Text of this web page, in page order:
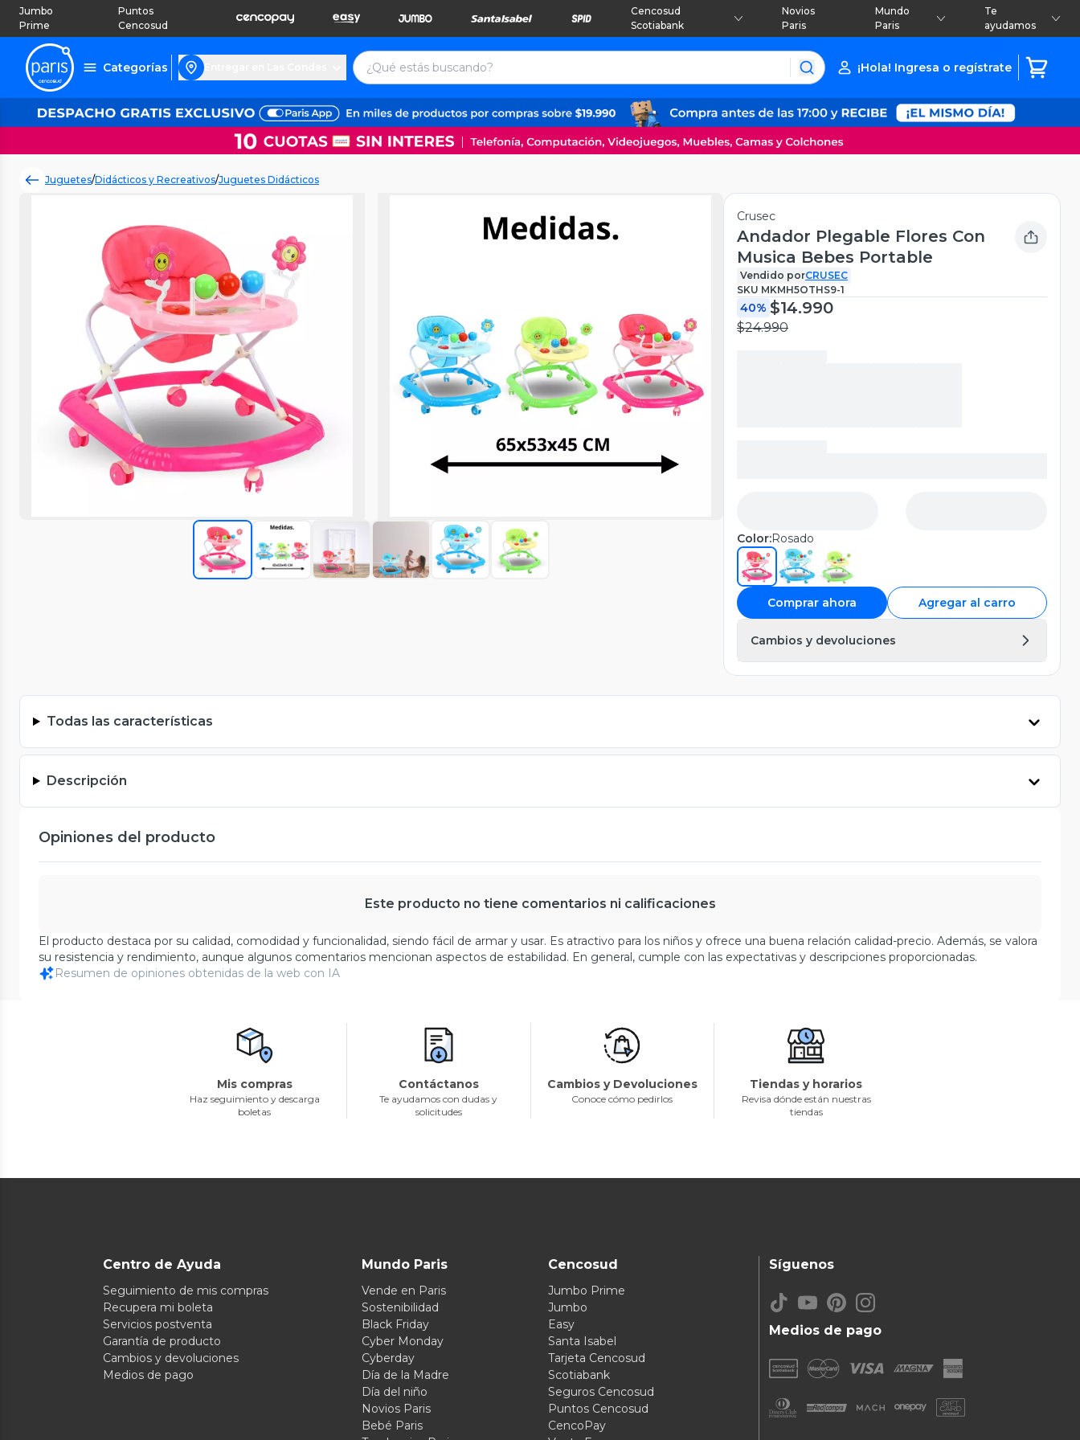
Jumbo
Prime
Puntos
Cencosud
Cencosud
Scotiabank
Novios
Paris
Mundo
Paris
Te
ayudamos
Categorías ¡Hola! Ingresa o regístrate
Juguetes/Didácticos y Recreativos/Juguetes Didácticos
Crusec
Andador Plegable Flores Con
Musica Bebes Portable
Vendido porCRUSEC
SKU MKMH5OTHS9-1
40% $14.990
$24.990
Color:Rosado
Comprar ahora Agregar al carro
Cambios y devoluciones
Todas las características
Descripción
Opiniones del producto
Este producto no tiene comentarios ni calificaciones
El producto destaca por su calidad, comodidad y funcionalidad, siendo fácil de armar y usar. Es atractivo para los niños y ofrece una buena relación calidad-precio. Además, se valora
su resistencia y rendimiento, aunque algunos comentarios mencionan aspectos de estabilidad. En general, cumple con las expectativas y descripciones proporcionadas.
Resumen de opiniones obtenidas de la web con IA
Mis compras
Haz seguimiento y descarga
boletas
Contáctanos
Te ayudamos con dudas y
solicitudes
Cambios y Devoluciones
Conoce cómo pedirlos
Tiendas y horarios
Revisa dónde están nuestras
tiendas
Centro de Ayuda
Seguimiento de mis compras
Recupera mi boleta
Servicios postventa
Garantía de producto
Cambios y devoluciones
Medios de pago
Mundo Paris
Vende en Paris
Sostenibilidad
Black Friday
Cyber Monday
Cyberday
Día de la Madre
Día del niño
Novios Paris
Bebé Paris
Cencosud
Jumbo Prime
Jumbo
Easy
Santa Isabel
Tarjeta Cencosud
Scotiabank
Seguros Cencosud
Puntos Cencosud
CencoPay
Medios de pago
Síguenos